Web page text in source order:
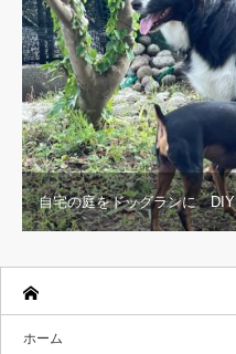
自宅の庭をドッグランに DIY
ホーム